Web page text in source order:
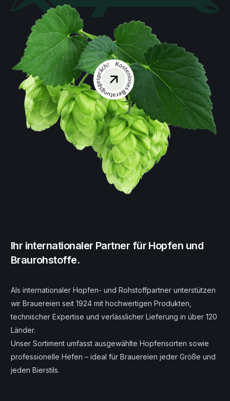
Ihr internationaler Partner für Hopfen und
Braurohstoffe.
Als internationaler Hopfen- und Rohstoffpartner unterstützen
wir Brauereien seit 1924 mit hochwertigen Produkten,
technischer Expertise und verlässlicher Lieferung in über 120
Länder.
Unser Sortiment umfasst ausgewählte Hopfensorten sowie
professionelle Hefen – ideal für Brauereien jeder Größe und
jeden Bierstils.